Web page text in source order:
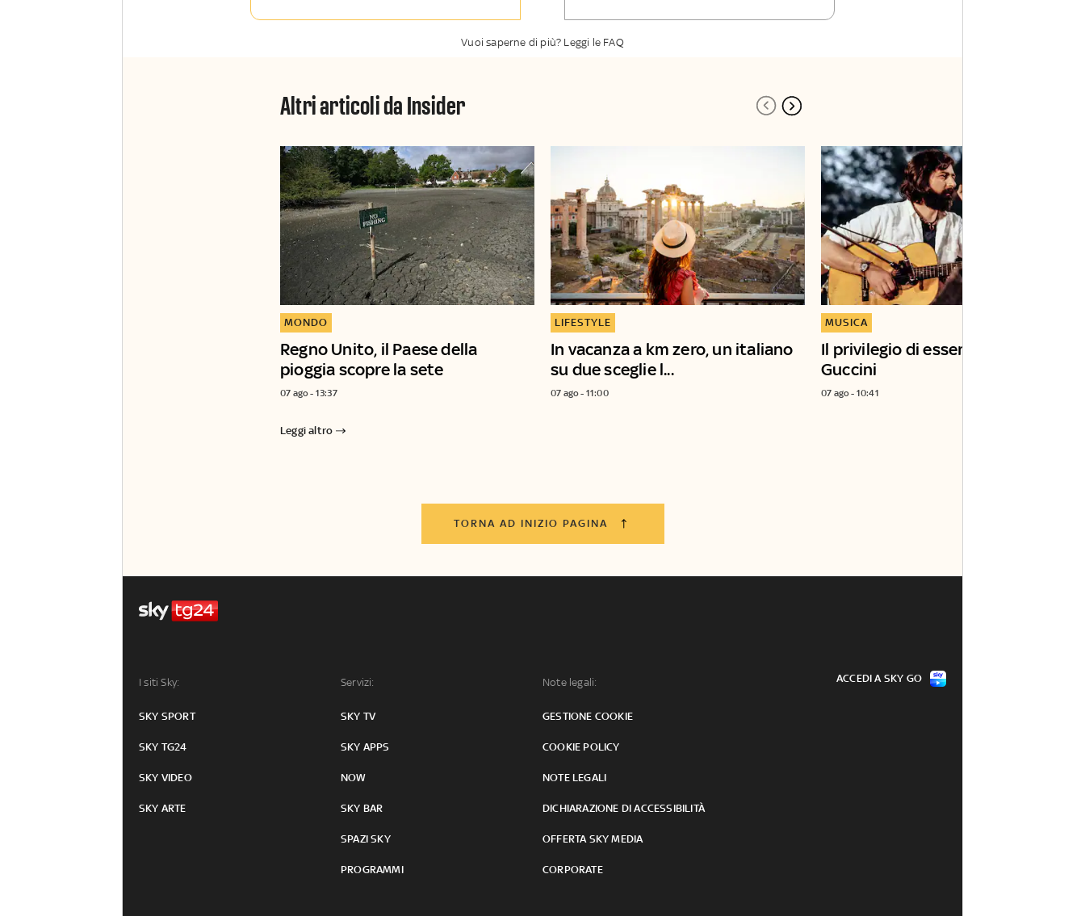
Vuoi saperne di più? Leggi le FAQ
Altri articoli da Insider
Regno Unito, il Paese della
pioggia scopre la sete
MONDO
07 ago - 13:37
In vacanza a km zero, un italiano
su due sceglie l...
LIFESTYLE
07 ago - 11:00
Il privilegio di essere cresciuti con
Guccini
MUSICA
07 ago - 10:41
Leggi altro
TORNA AD INIZIO PAGINA
I siti Sky:
SKY SPORT
SKY TG24
SKY VIDEO
SKY ARTE
Servizi:
SKY TV
SKY APPS
NOW
SKY BAR
SPAZI SKY
PROGRAMMI
Note legali:
GESTIONE COOKIE
COOKIE POLICY
NOTE LEGALI
DICHIARAZIONE DI ACCESSIBILITÀ
OFFERTA SKY MEDIA
CORPORATE
ACCEDI A SKY GO